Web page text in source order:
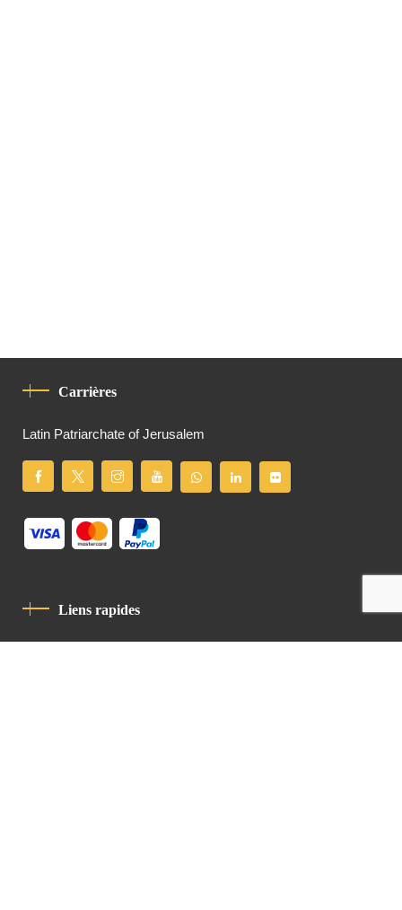
Carrières
Latin Patriarchate of Jerusalem
Liens rapides